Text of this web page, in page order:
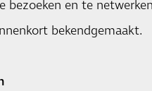
bezoeken en te
bekendgemaakt.